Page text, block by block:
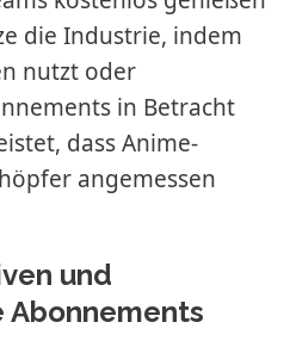
die Industrie, indem
nutzt oder
in Betracht
dass Anime-
angemessen
und